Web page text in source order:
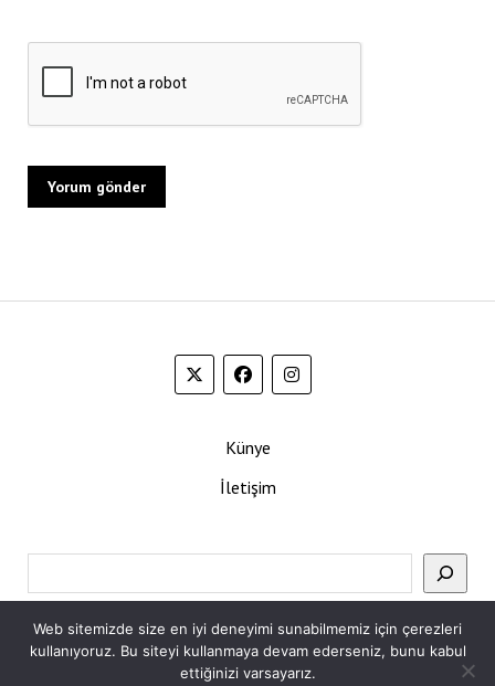
Künye
İletişim
Web sitemizde size en iyi deneyimi sunabilmemiz için çerezleri
kullanıyoruz. Bu siteyi kullanmaya devam ederseniz, bunu kabul
ettiğinizi varsayarız.